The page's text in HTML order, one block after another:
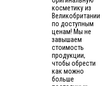
косметику из
Великобритании
по доступным
ценам! Мы не
завышаем
стоимость
продукции,
чтобы обрести
как можно
больше